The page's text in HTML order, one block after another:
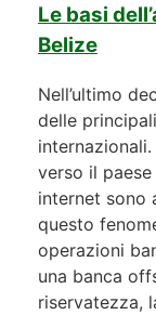
Le basi
Belize
Nell’ultimo
delle
verso il
internet sono
questo
operazioni
una banca
riservatezza,